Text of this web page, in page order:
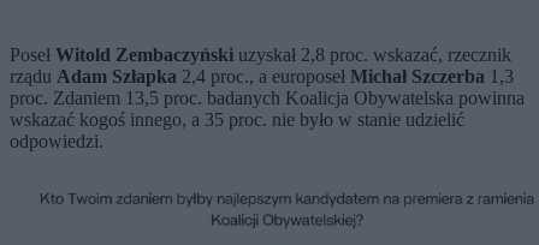
Poseł Witold Zembaczyński uzyskał 2,8 proc. wskazać, rzecznik
rządu Adam Szłapka 2,4 proc., a europoseł Michał Szczerba 1,3
proc. Zdaniem 13,5 proc. badanych Koalicja Obywatelska powinna
wskazać kogoś innego, a 35 proc. nie było w stanie udzielić
odpowiedzi.